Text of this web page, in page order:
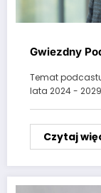
Gwiezdny
Temat
lata 2024 -
Czytaj